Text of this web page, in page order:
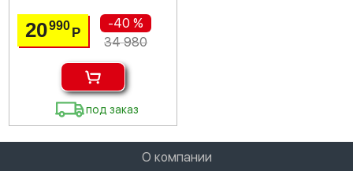
20990Р
-40 %
34 980
под заказ
О компании